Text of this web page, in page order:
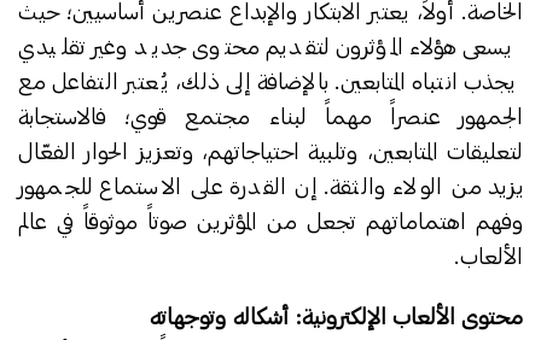
الخاصة. أولاً، يعتبر الابتكار والإبداع عنصرين أساسيين؛ حيث
يسعى هؤلاء المؤثرون لتقديم محتوى جديد وغير تقليدي
يجذب انتباه المتابعين. بالإضافة إلى ذلك، يُعتبر التفاعل مع
الجمهور عنصراً مهماً لبناء مجتمع قوي؛ فالاستجابة
لتعليقات المتابعين، وتلبية احتياجاتهم، وتعزيز الحوار الفعّال
يزيد من الولاء والثقة. إن القدرة على الاستماع للجمهور
وفهم اهتماماتهم تجعل من المؤثرين صوتاً موثوقاً في عالم
الألعاب.
محتوى الألعاب الإلكترونية: أشكاله وتوجهاته